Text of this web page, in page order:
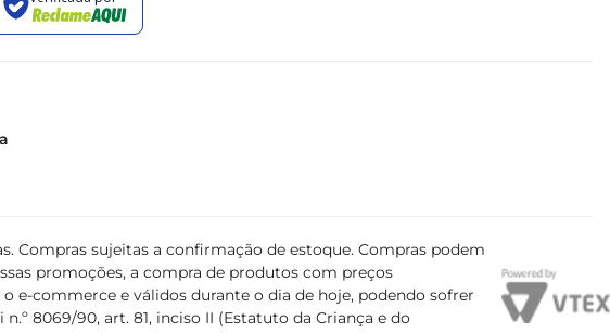
Compras sujeitas a confirmação de estoque. Compras podem
promoções, a compra de produtos com preços
e-commerce e válidos durante o dia de hoje, podendo sofrer
8069/90, art. 81, inciso II (Estatuto da Criança e do